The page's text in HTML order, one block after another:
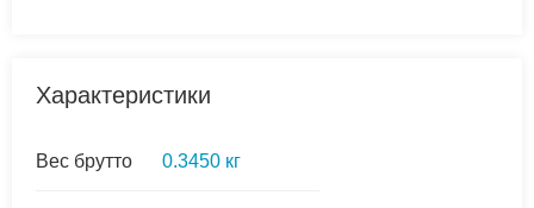
Характеристики
Вес брутто 0.3450 кг